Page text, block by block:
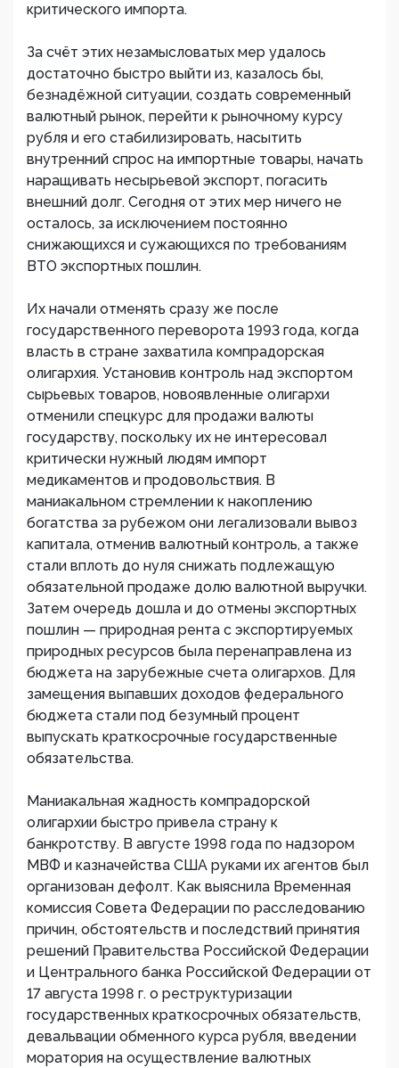
критического импорта.
За счёт этих незамысловатых мер удалось
достаточно быстро выйти из, казалось бы,
безнадёжной ситуации, создать современный
валютный рынок, перейти к рыночному курсу
рубля и его стабилизировать, насытить
внутренний спрос на импортные товары, начать
наращивать несырьевой экспорт, погасить
внешний долг. Сегодня от этих мер ничего не
осталось, за исключением постоянно
снижающихся и сужающихся по требованиям
ВТО экспортных пошлин.
Их начали отменять сразу же после
государственного переворота 1993 года, когда
власть в стране захватила компрадорская
олигархия. Установив контроль над экспортом
сырьевых товаров, новоявленные олигархи
отменили спецкурс для продажи валюты
государству, поскольку их не интересовал
критически нужный людям импорт
медикаментов и продовольствия. В
маниакальном стремлении к накоплению
богатства за рубежом они легализовали вывоз
капитала, отменив валютный контроль, а также
стали вплоть до нуля снижать подлежащую
обязательной продаже долю валютной выручки.
Затем очередь дошла и до отмены экспортных
пошлин — природная рента с экспортируемых
природных ресурсов была перенаправлена из
бюджета на зарубежные счета олигархов. Для
замещения выпавших доходов федерального
бюджета стали под безумный процент
выпускать краткосрочные государственные
обязательства.
Маниакальная жадность компрадорской
олигархии быстро привела страну к
банкротству. В августе 1998 года по надзором
МВФ и казначейства США руками их агентов был
организован дефолт. Как выяснила Временная
комиссия Совета Федерации по расследованию
причин, обстоятельств и последствий принятия
решений Правительства Российской Федерации
и Центрального банка Российской Федерации от
17 августа 1998 г. о реструктуризации
государственных краткосрочных обязательств,
девальвации обменного курса рубля, введении
моратория на осуществление валютных